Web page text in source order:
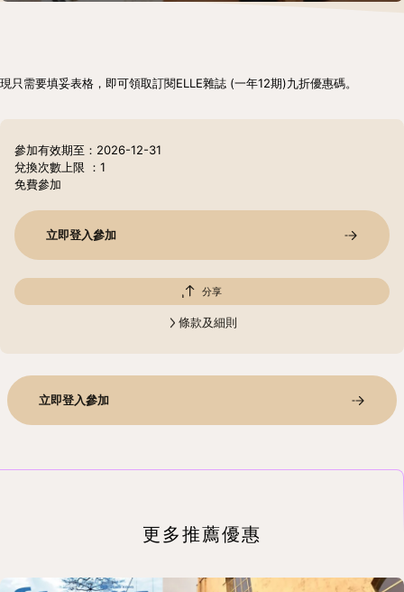
參加有效期至：2026-12-31
兌換次數上限
：1
免費參加
立即登入參加
分享
條款及細則
現只需要填妥表格，即可領取訂閱ELLE雜誌 (一年12期)九折優惠碼。
立即登入參加
更多推薦優惠